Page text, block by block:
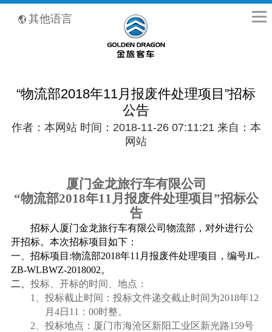
其他语言
“物流部2018年11月报废件处理项目”招标
公告
作者：本网站 时间：2018-11-26 07:11:21 来自：本
网站
厦门金龙旅行车有限公司
“物流部2018年11月报废件处理项目”招标公
告
招标人厦门金龙旅行车有限公司 物流部 ，对外进行公
开招标。本次招标项目如下：
一、招标项目 :物流部2018年11 月报废件处理项目，编号JL-
ZB-WLBWZ-2018002。
二、 投标、开标的时间、地点：
1、 投标截止时间：投标文件递交截止时间为2018年12
月 4日 11 ： 00时整。
2、 投标地点：厦门市海沧区新阳工业区新光路159号